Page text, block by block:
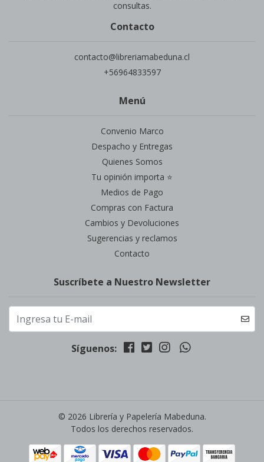
consultas.
Contacto
contacto@libreriamabeduna.cl
+56964833597
Menú
Convenio Marco
Despacho y Entregas
Quienes Somos
Tu opinión importa ⭐
Medios de Pago
Compras con Factura
Cambios y Devoluciones
Sugerencias y reclamos
Contacto
Suscríbete a Nuestro Newsletter
Síguenos:
© 2026 Librería y Papelería Mabeduna.
Todos los derechos reservados.